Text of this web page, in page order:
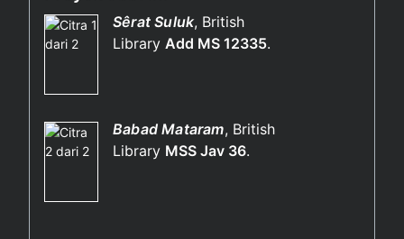
Sêrat Suluk, British
Library Add MS 12335.
Babad Mataram, British
Library MSS Jav 36.